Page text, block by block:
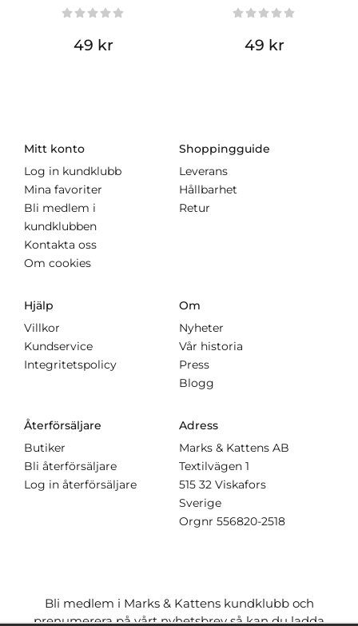
49 kr 49 kr
Mitt konto
Log in kundklubb
Mina favoriter
Bli medlem i
kundklubben
Kontakta oss
Om cookies
Shoppingguide
Leverans
Hållbarhet
Retur
Hjälp
Villkor
Kundservice
Integritetspolicy
Om
Nyheter
Vår historia
Press
Blogg
Återförsäljare
Butiker
Bli återförsäljare
Log in återförsäljare
Adress
Marks & Kattens AB
Textilvägen 1
515 32 Viskafors
Sverige
Orgnr 556820-2518
Bli medlem i Marks & Kattens kundklubb och
prenumerera på vårt nyhetsbrev så kan du ladda